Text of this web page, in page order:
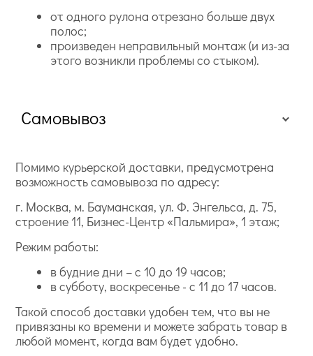
от одного рулона отрезано больше двух
полос;
произведен неправильный монтаж (и из-за
этого возникли проблемы со стыком).
Самовывоз
Помимо курьерской доставки, предусмотрена
возможность самовывоза по адресу:
г. Москва, м. Бауманская, ул. Ф. Энгельса, д. 75,
строение 11, Бизнес-Центр «Пальмира», 1 этаж;
Режим работы:
в будние дни – с 10 до 19 часов;
в субботу, воскресенье - с 11 до 17 часов.
Такой способ доставки удобен тем, что вы не
привязаны ко времени и можете забрать товар в
любой момент, когда вам будет удобно.